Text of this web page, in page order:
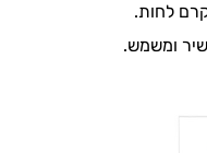
לחות.
ומשמש.